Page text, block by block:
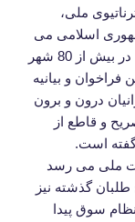
ملی،
اسلامی می
باشد، این فراخوان در پی اعتراضات گسترده در بیش از 80 شهر
و بیانیه
درون و برون
و قاطع از
است.
ملی می رسد
طلبان گذشته نیز
نظام سوق پیدا